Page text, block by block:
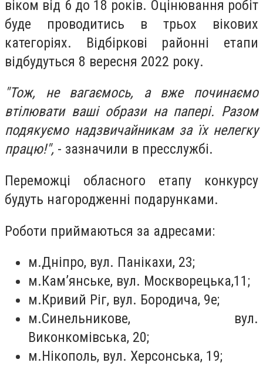
віком від 6 до 18 років. Оцінювання робіт
буде проводитись в трьох вікових
категоріях. Відбіркові районні етапи
відбудуться 8 вересня 2022 року.
"Тож, не вагаємось, а вже починаємо
втілювати ваші образи на папері. Разом
подякуємо надзвичайникам за їх нелегку
працю!", - зазначили в пресслужбі.
Переможці обласного етапу конкурсу
будуть нагородженні подарунками.
Роботи приймаються за адресами:
м.Дніпро, вул. Панікахи, 23;
м.Кам’янське, вул. Москворецька,11;
м.Кривий Ріг, вул. Бородича, 9е;
м.Синельникове, вул.
Виконкомівська, 20;
м.Нікополь, вул. Херсонська, 19;